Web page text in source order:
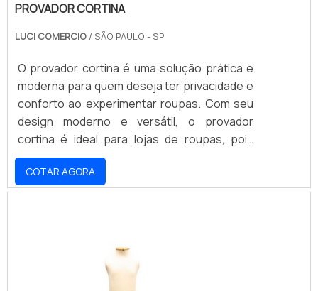
PROVADOR CORTINA
LUCI COMERCIO / SÃO PAULO - SP
O provador cortina é uma solução prática e
moderna para quem deseja ter privacidade e
conforto ao experimentar roupas. Com seu
design moderno e versátil, o provador
cortina é ideal para lojas de roupas, pois
oferece aos clientes um ambiente seguro e
aconchegante para experimentar as peças.
Além disso, o provador cortina é fácil de
COTAR AGORA